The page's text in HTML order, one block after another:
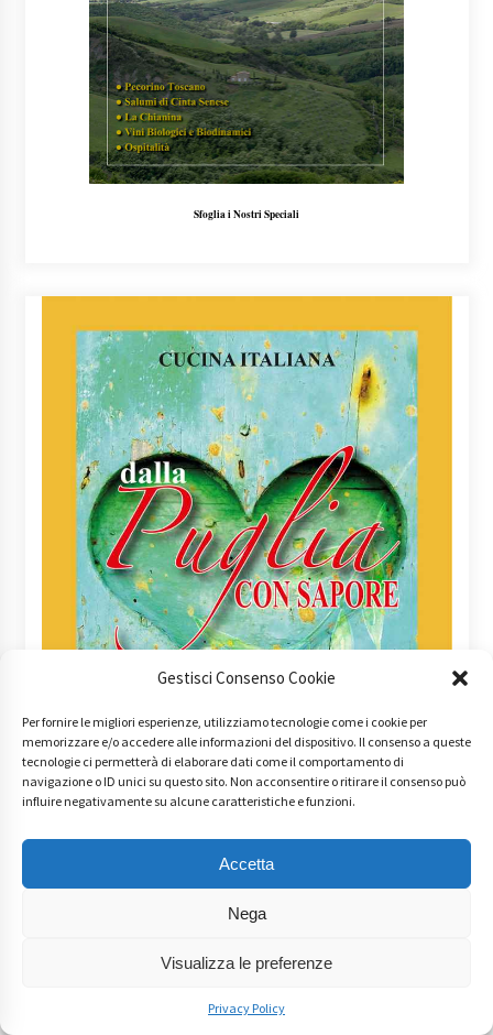
Gestisci Consenso Cookie
Per fornire le migliori esperienze, utilizziamo tecnologie come i cookie per
memorizzare e/o accedere alle informazioni del dispositivo. Il consenso a queste
tecnologie ci permetterà di elaborare dati come il comportamento di
navigazione o ID unici su questo sito. Non acconsentire o ritirare il consenso può
influire negativamente su alcune caratteristiche e funzioni.
Accetta
Nega
Visualizza le preferenze
Privacy Policy
Sfoglia i Nostri Speciali
"Segreti" della Cucina Tradizionale Pugliese.